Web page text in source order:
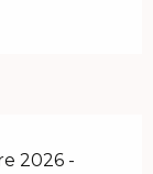
2026 -